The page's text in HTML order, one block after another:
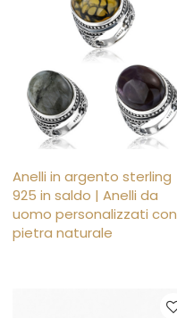
Anelli in argento sterling
925 in saldo | Anelli da
uomo personalizzati con
pietra naturale